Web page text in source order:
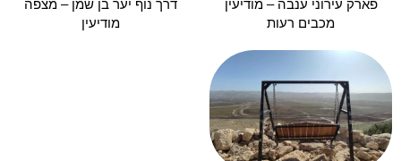
פארק עירוני ענבה – מודיעין
מכבים רעות
דרך נוף יער בן שמן – מצפה
מודיעין